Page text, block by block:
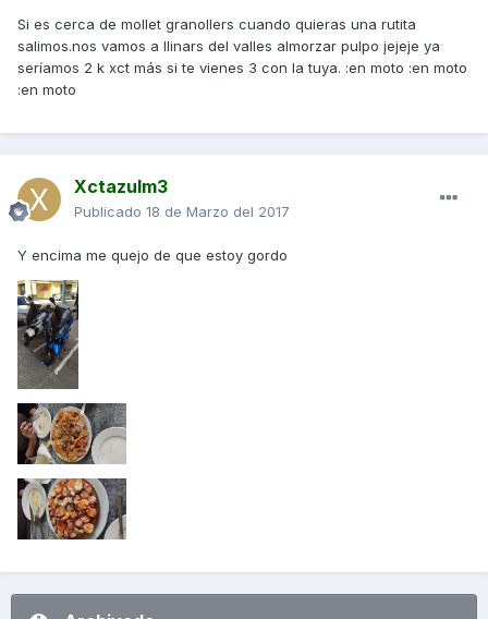
Si es cerca de mollet granollers cuando quieras una rutita
salimos.nos vamos a llinars del valles almorzar pulpo jejeje ya
seríamos 2 k xct más si te vienes 3 con la tuya. :en moto :en moto
:en moto
Xctazulm3
Publicado 18 de Marzo del 2017
Y encima me quejo de que estoy gordo